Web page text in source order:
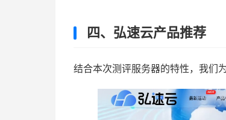
四、弘速云产品推荐
结合本次测评服务器的特性，我们